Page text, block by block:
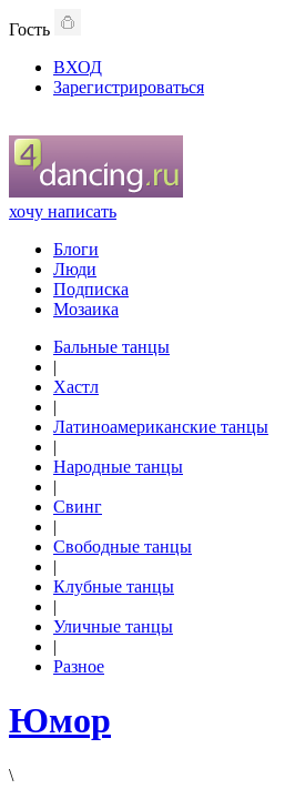
Гость
ВХОД
Зарегистрироваться
хочу написать
Блоги
Люди
Подписка
Мозаика
Бальные танцы
|
Хастл
|
Латиноамериканские танцы
|
Народные танцы
|
Свинг
|
Свободные танцы
|
Клубные танцы
|
Уличные танцы
|
Разное
Юмор
\